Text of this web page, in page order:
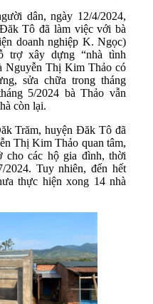
dân, ngày 12/4/2024,
Tô đã làm việc với bà
doanh nghiệp K. Ngọc)
trợ xây dựng “nhà tình
Nguyễn Thị Kim Thảo có
sửa chữa trong tháng
5/2024 bà Thảo vẫn
còn lại.
Trăm, huyện Đăk Tô đã
Thị Kim Thảo quan tâm,
cho các hộ gia đình, thời
2024. Tuy nhiên, đến hết
thực hiện xong 14 nhà